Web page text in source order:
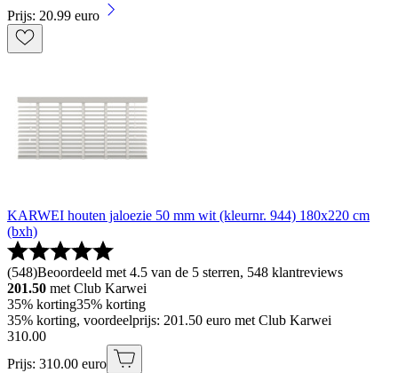
Prijs: 20.99 euro
KARWEI houten jaloezie 50 mm wit (kleurnr. 944) 180x220 cm
(bxh)
(548)Beoordeeld met 4.5 van de 5 sterren, 548 klantreviews
201.50 met Club Karwei
35% korting35% korting
35% korting, voordeelprijs: 201.50 euro met Club Karwei
310.00
Prijs: 310.00 euro